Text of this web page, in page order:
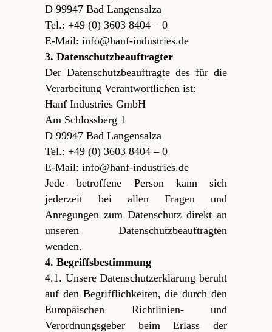
D 99947 Bad Langensalza
Tel.: +49 (0) 3603 8404 – 0
E-Mail: info@hanf-industries.de
3. Datenschutzbeauftragter
Der Datenschutzbeauftragte des für die
Verarbeitung Verantwortlichen ist:
Hanf Industries GmbH
Am Schlossberg 1
D 99947 Bad Langensalza
Tel.: +49 (0) 3603 8404 – 0
E-Mail: info@hanf-industries.de
Jede betroffene Person kann sich
jederzeit bei allen Fragen und
Anregungen zum Datenschutz direkt an
unseren Datenschutzbeauftragten
wenden.
4. Begriffsbestimmung
4.1. Unsere Datenschutzerklärung beruht
auf den Begrifflichkeiten, die durch den
Europäischen Richtlinien- und
Verordnungsgeber beim Erlass der